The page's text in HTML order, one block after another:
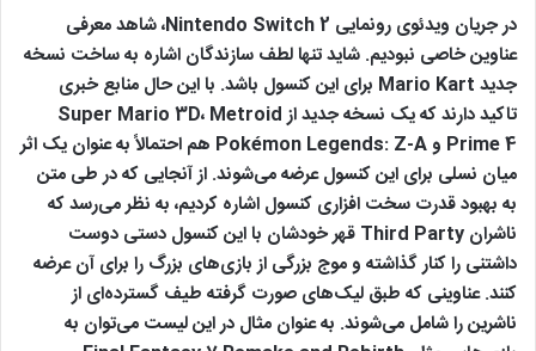
در جریان ویدئوی رونمایی Nintendo Switch 2، شاهد معرفی
عناوین خاصی نبودیم. شاید تنها لطف سازندگان اشاره به ساخت نسخه
جدید Mario Kart برای این کنسول باشد. با این حال منابع خبری
تاکید دارند که یک نسخه جدید از Super Mario 3D، Metroid
Prime 4 و Pokémon Legends: Z-A هم احتمالاً به عنوان یک اثر
میان نسلی برای این کنسول عرضه می‌شوند. از آنجایی که در طی متن
به بهبود قدرت سخت افزاری کنسول اشاره کردیم، به نظر می‌رسد که
ناشران Third Party قهر خودشان با این کنسول دستی دوست
داشتنی را کنار گذاشته و موج بزرگی از بازی‌های بزرگ را برای آن عرضه
کنند. عناوینی که طبق لیک‌های صورت گرفته طیف گسترده‌ای از
ناشرین را شامل می‌شوند. به عنوان مثال در این لیست می‌توان به